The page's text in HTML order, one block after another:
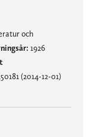
och
1926
(2014-12-01)